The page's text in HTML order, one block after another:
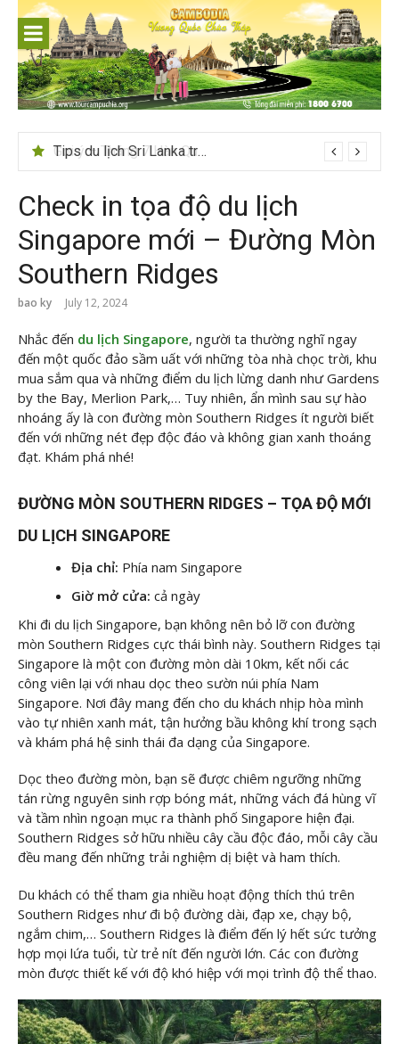
content
Tips du lịch Sri Lanka trọn vẹn cho người mới
Check in tọa độ du lịch
Singapore mới – Đường Mòn
Southern Ridges
bao ky July 12, 2024
Nhắc đến du lịch Singapore, người ta thường nghĩ ngay
đến một quốc đảo sầm uất với những tòa nhà chọc trời, khu
mua sắm qua và những điểm du lịch lừng danh như Gardens
by the Bay, Merlion Park,… Tuy nhiên, ẩn mình sau sự hào
nhoáng ấy là con đường mòn Southern Ridges ít người biết
đến với những nét đẹp độc đáo và không gian xanh thoáng
đạt. Khám phá nhé!
ĐƯỜNG MÒN SOUTHERN RIDGES – TỌA ĐỘ MỚI
DU LỊCH SINGAPORE
Địa chỉ: Phía nam Singapore
Giờ mở cửa: cả ngày
Khi đi du lịch Singapore, bạn không nên bỏ lỡ con đường
mòn Southern Ridges cực thái bình này. Southern Ridges tại
Singapore là một con đường mòn dài 10km, kết nối các
công viên lại với nhau dọc theo sườn núi phía Nam
Singapore. Nơi đây mang đến cho du khách nhịp hòa mình
vào tự nhiên xanh mát, tận hưởng bầu không khí trong sạch
và khám phá hệ sinh thái đa dạng của Singapore.
Dọc theo đường mòn, bạn sẽ được chiêm ngưỡng những
tán rừng nguyên sinh rợp bóng mát, những vách đá hùng vĩ
và tầm nhìn ngoạn mục ra thành phố Singapore hiện đại.
Southern Ridges sở hữu nhiều cây cầu độc đáo, mỗi cây cầu
đều mang đến những trải nghiệm dị biệt và ham thích.
Du khách có thể tham gia nhiều hoạt động thích thú trên
Southern Ridges như đi bộ đường dài, đạp xe, chạy bộ,
ngắm chim,… Southern Ridges là điểm đến lý hết sức tưởng
hợp mọi lứa tuổi, từ trẻ nít đến người lớn. Các con đường
mòn được thiết kế với độ khó hiệp với mọi trình độ thể thao.